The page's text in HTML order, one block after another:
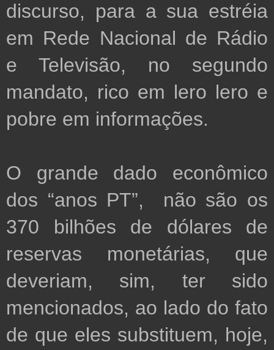
discurso, para a sua estréia
em Rede Nacional de Rádio
e Televisão, no segundo
mandato, rico em lero lero e
pobre em informações.
O grande dado econômico
dos “anos PT”,  não são os
370 bilhões de dólares de
reservas monetárias, que
deveriam, sim, ter sido
mencionados, ao lado do fato
de que eles substituem, hoje,